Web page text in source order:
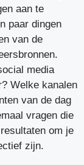
aan te
paar dingen
van de
media
Welke kanalen
van de dag
vragen die
om je
zijn.